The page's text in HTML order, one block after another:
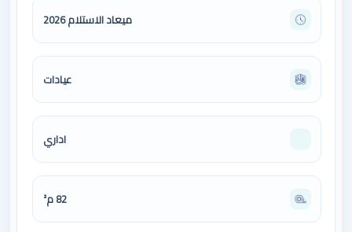
ميعاد الاستلام 2026
عيادات
اداري
82 م²